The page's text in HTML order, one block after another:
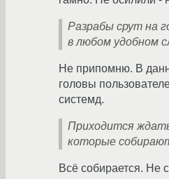
Разрабы срут на
в любом удобном
Не припомню. В
головы
системд.
Приходится
которые
Всё собирается. Не